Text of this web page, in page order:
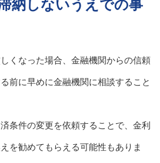
納しないうえでの事
くなった場合、金融機関からの信頼
前に早めに金融機関に相談すること
条件の変更を依頼することで、金利
を勧めてもらえる可能性もありま